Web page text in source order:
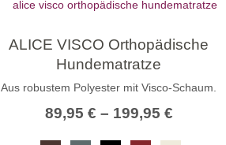
ALICE VISCO Orthopädische
Hundematratze
Aus robustem Polyester mit Visco-Schaum.
89,95 € – 199,95 €